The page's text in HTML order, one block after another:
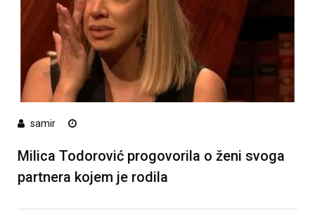
samir
Milica Todorović progovorila o ženi svoga
partnera kojem je rodila